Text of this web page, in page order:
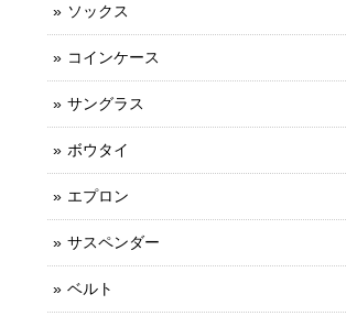
ソックス
コインケース
サングラス
ボウタイ
エプロン
サスペンダー
ベルト